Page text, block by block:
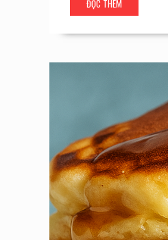
ĐỌC THÊM